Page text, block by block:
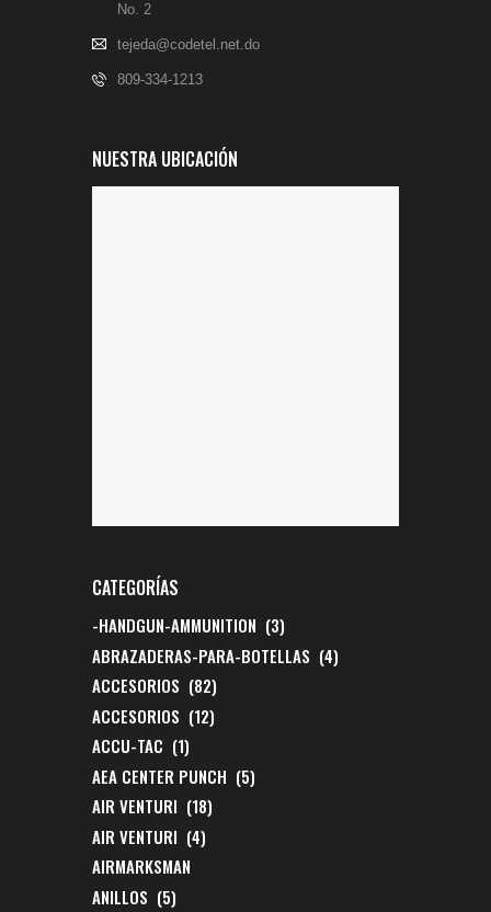
No. 2
tejeda@codetel.net.do
809-334-1213
NUESTRA UBICACIÓN
CATEGORÍAS
-HANDGUN-AMMUNITION (3)
ABRAZADERAS-PARA-BOTELLAS (4)
ACCESORIOS (82)
ACCESORIOS (12)
ACCU-TAC (1)
AEA CENTER PUNCH (5)
AIR VENTURI (18)
AIR VENTURI (4)
AIRMARKSMAN
ANILLOS (5)